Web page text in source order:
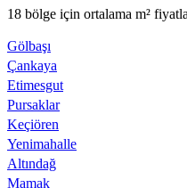
18 bölge için ortalama m²
Gölbaşı
Çankaya
Etimesgut
Pursaklar
Keçiören
Yenimahalle
Altındağ
Mamak